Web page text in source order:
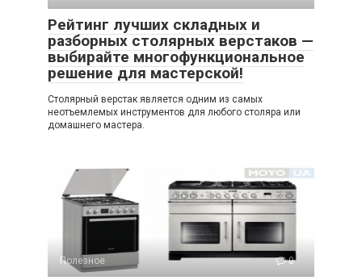
Рейтинг лучших складных и
разборных столярных верстаков —
выбирайте многофункциональное
решение для мастерской!
Столярный верстак является одним из самых
неотъемлемых инструментов для любого столяра или
домашнего мастера.
Полезное 0